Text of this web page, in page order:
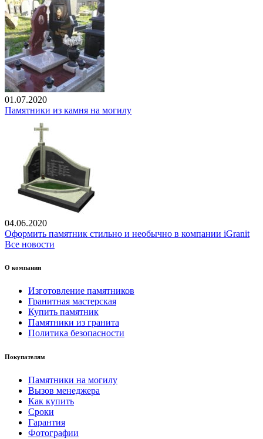
01.07.2020
Памятники из камня на могилу
04.06.2020
Оформить памятник стильно и необычно в компании iGranit
Все новости
О компании
Изготовление памятников
Гранитная мастерская
Купить памятник
Памятники из гранита
Политика безопасности
Покупателям
Памятники на могилу
Вызов менеджера
Как купить
Сроки
Гарантия
Фотографии